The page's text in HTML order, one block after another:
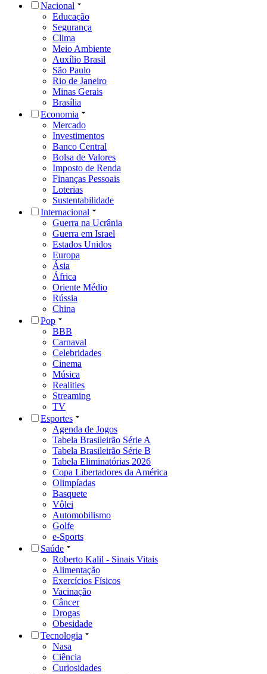
Nacional
Educação
Segurança
Clima
Meio Ambiente
Auxílio Brasil
São Paulo
Rio de Janeiro
Minas Gerais
Brasília
Economia
Mercado
Investimentos
Banco Central
Bolsa de Valores
Imposto de Renda
Finanças Pessoais
Loterias
Sustentabilidade
Internacional
Guerra na Ucrânia
Guerra em Israel
Estados Unidos
Europa
Ásia
África
Oriente Médio
Rússia
China
Pop
BBB
Carnaval
Celebridades
Cinema
Música
Realities
Streaming
TV
Esportes
Agenda de Jogos
Tabela Brasileirão Série A
Tabela Brasileirão Série B
Tabela Eliminatórias 2026
Copa Libertadores da América
Olimpíadas
Basquete
Vôlei
Automobilismo
Golfe
e-Sports
Saúde
Roberto Kalil - Sinais Vitais
Alimentação
Exercícios Físicos
Vacinação
Câncer
Drogas
Obesidade
Tecnologia
Nasa
Ciência
Curiosidades